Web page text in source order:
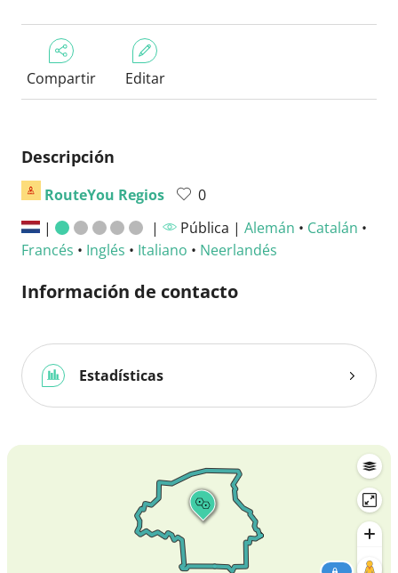
Compartir Editar
Descripción
RouteYou Regios
0
|
| Pública | Alemán • Catalán •
Francés • Inglés • Italiano • Neerlandés
Información de contacto
Estadísticas